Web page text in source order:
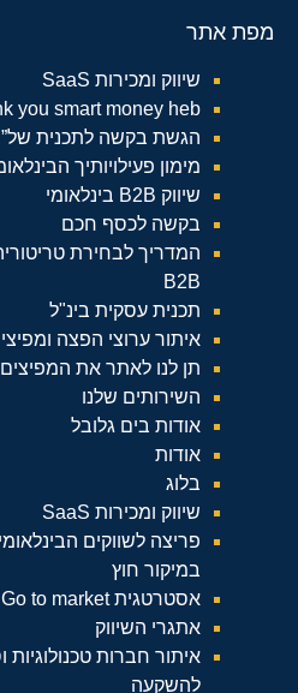
מפת אתר
שיווק ומכירות SaaS
you smart money heb
הגשת בקשה לתכנית של”ב
מימון פעילויותיך
שיווק B2B בינלאומי
בקשה לכסף חכם
המדריך לבחירת
B2B
תכנית עסקית בינ"ל
איתור ערוצי הפצה
תן לנו לאתר את
השירותים שלנו
אודות בים גלובל
אודות
בלוג
שיווק ומכירות SaaS
פריצה לשווקים
במיקור חוץ
אסטרטגית Go to market ותכנית שיווק בינלאומית
אתגרי השיווק
איתור חברות
להשקעה